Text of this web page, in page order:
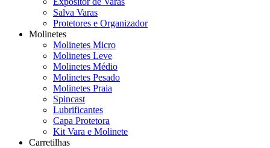
Salva Varas
Protetores e Organizador
Molinetes
Molinetes Micro
Molinetes Leve
Molinetes Médio
Molinetes Pesado
Molinetes Praia
Spincast
Lubrificantes
Capa Protetora
Kit Vara e Molinete
Carretilhas